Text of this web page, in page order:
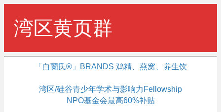
湾区黄页群
「白蘭氏®」BRANDS 鸡精、燕窝、养生饮
湾区/硅谷青少年学术与影响力Fellowship
NPO基金会最高60%补贴